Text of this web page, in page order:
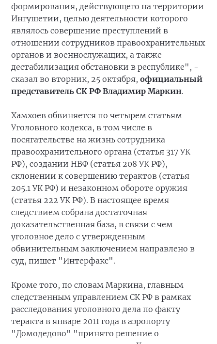
формирования, действующего на территории
Ингушетии, целью деятельности которого
являлось совершение преступлений в
отношении сотрудников правоохранительных
органов и военнослужащих, а также
дестабилизация обстановки в республике", -
сказал во вторник, 25 октября, официальный
представитель СК РФ Владимир Маркин.
Хамхоев обвиняется по четырем статьям
Уголовного кодекса, в том числе в
посягательстве на жизнь сотрудника
правоохранительного органа (статья 317 УК
РФ), создании НВФ (статья 208 УК РФ),
склонении к совершению терактов (статья
205.1 УК РФ) и незаконном обороте оружия
(статья 222 УК РФ). В настоящее время
следствием собрана достаточная
доказательственная база, в связи с чем
уголовное дело с утвержденным
обвинительным заключением направлено в
суд, пишет "Интерфакс".
Кроме того, по словам Маркина, главным
следственным управлением СК РФ в рамках
расследования уголовного дела по факту
теракта в январе 2011 года в аэропорту
"Домодедово" "принято решение о